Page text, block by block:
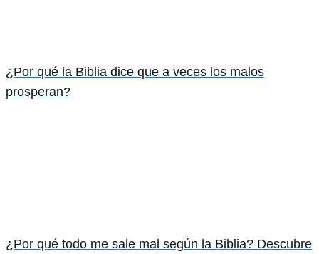
¿Por qué la Biblia dice que a veces los malos
prosperan?
¿Por qué todo me sale mal según la Biblia? Descubre